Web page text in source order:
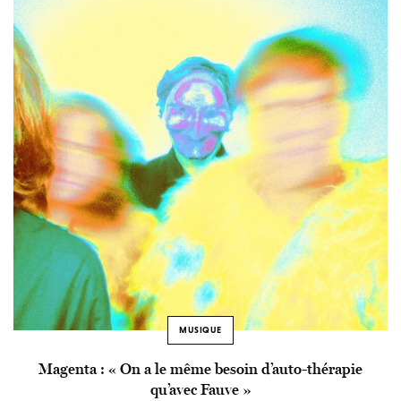
MUSIQUE
Magenta : « On a le même besoin d’auto-thérapie
qu’avec Fauve »